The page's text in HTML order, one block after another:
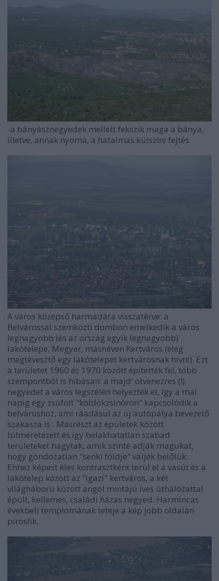
-a bányásznegyedek mellett fekszik maga a bánya,
illetve, annak nyoma, a hatalmas külszíni fejtés
A város középső harmadára visszatérve: a
Belvárossal szemközti dombon emelkedik a város
legnagyobb (és az ország egyik legnagyobb)
lakótelepe, Megyer, másnéven Kertváros (elég
megtévesztő egy lakótelepet kertvárosnak hívni). Ezt
a területet 1960 és 1970 között építették fel, több
szempontból is hibásan: a majd' ötvenezres (!)
negyedet a város legszélén helyezték el, így a mai
napig egy zsúfolt "köldökzsínóron" kapcsolódik a
belvároshoz, ami ráadásul az új autópálya bevezető
szakasza is . Másrészt az épületek között
túlméretezett és így belakhatatlan szabad
területeket hagytak, amik szinte adják magukat,
hogy gondozatlan "senki földje" váljék belőlük.
Ehhez képest éles kontrasztként terül el a vasút és a
lakótelep között az "igazi" kertváros, a két
világháború között angol mintájú íves úthálózattal
épült, kellemes, családi házas negyed. Harmincas
évekbeli templomának teteje a kép jobb oldalán
piroslik.